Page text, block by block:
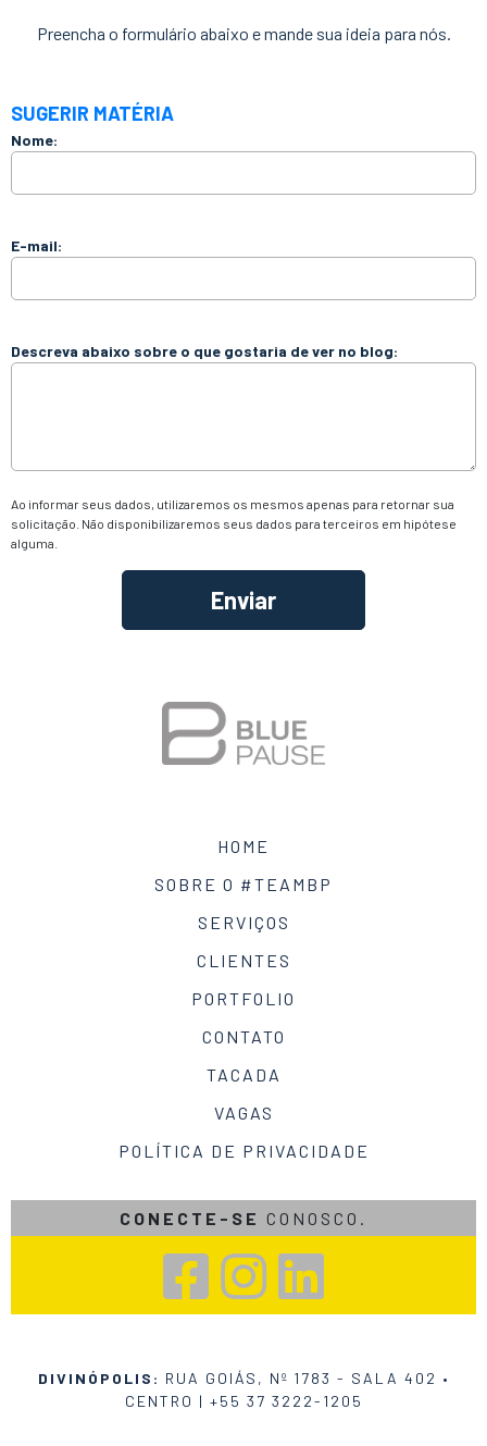
Preencha o formulário abaixo e mande sua ideia para nós.
SUGERIR MATÉRIA
Nome:
E-mail:
Descreva abaixo sobre o que gostaria de ver no blog:
Ao informar seus dados, utilizaremos os mesmos apenas para retornar sua
solicitação. Não disponibilizaremos seus dados para terceiros em hipótese
alguma.
HOME
SOBRE O #TEAMBP
SERVIÇOS
CLIENTES
PORTFOLIO
CONTATO
TACADA
VAGAS
POLÍTICA DE PRIVACIDADE
CONECTE-SE CONOSCO.
DIVINÓPOLIS: RUA GOIÁS, Nº 1783 - SALA 402 •
CENTRO | +55 37 3222-1205